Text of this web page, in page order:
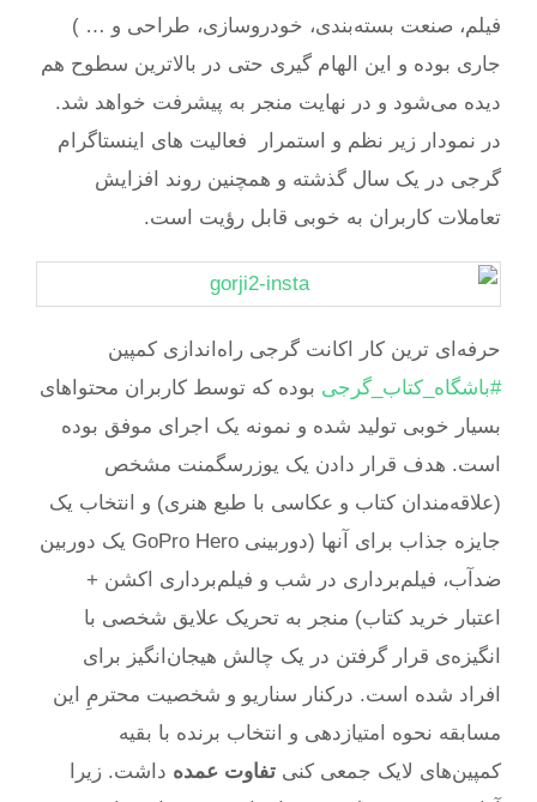
فیلم، صنعت بسته‌بندی، خودروسازی، طراحی و … )
جاری بوده و این الهام گیری حتی در بالاترین سطوح هم
دیده می‌شود و در نهایت منجر به پیشرفت خواهد شد.
در نمودار زیر نظم و استمرار فعالیت های اینستاگرام
گرجی در یک سال گذشته و همچنین روند افزایش
تعاملات کاربران به خوبی قابل رؤیت است.
حرفه‌ای ترین کار اکانت گرجی راه‌اندازی کمپین
#باشگاه_کتاب_گرجیبوده که توسط کاربران محتواهای
بسیار خوبی تولید شده و نمونه‌ یک اجرای موفق بوده
است. هدف قرار دادن یک یوزرسگمنت مشخص
(علاقه‌مندان کتاب و عکاسی با طبع هنری) و انتخاب یک
جایزه جذاب برای آنها (دوربینی GoPro Hero یک دوربین
ضدآب، فیلم‌برداری در شب و فیلم‌برداری اکشن +
اعتبار خرید کتاب) منجر به تحریک علایق شخصی با
انگیزه‌ی قرار گرفتن در یک چالش هیجان‌انگیز برای
افراد شده است. درکنار سناریو و شخصیت محترمِ‌ این
مسابقه نحوه امتیازدهی و انتخاب برنده با بقیه
کمپین‌های لایک جمعی کنیتفاوت عمدهداشت. زیرا